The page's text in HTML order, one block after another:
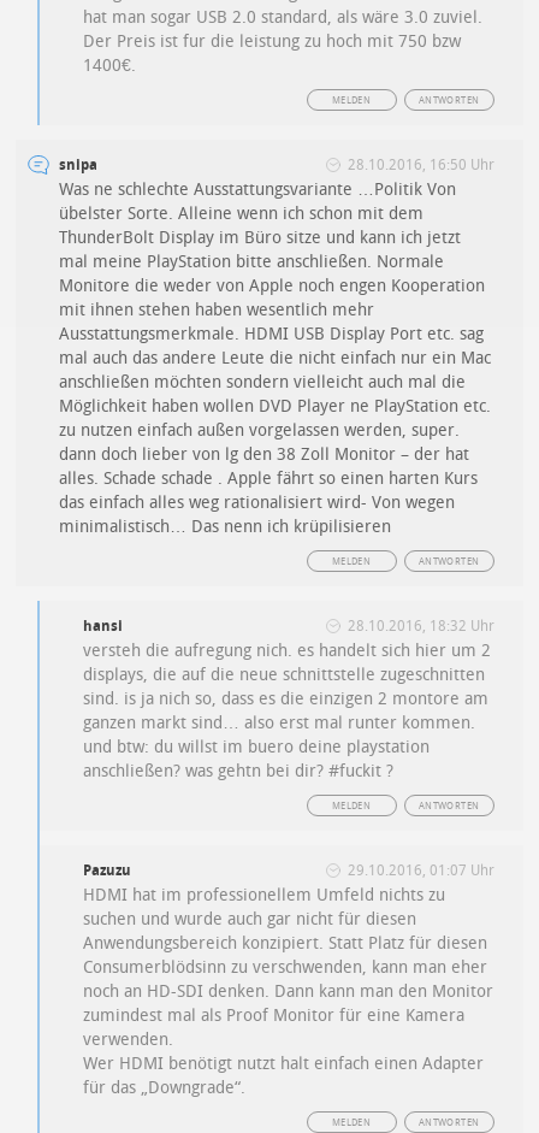
hat man sogar USB 2.0 standard, als wäre 3.0 zuviel.
Der Preis ist fur die leistung zu hoch mit 750 bzw
1400€.
ANTWORTEN
MELDEN
snipa 28.10.2016, 16:50 Uhr
Was ne schlechte Ausstattungsvariante …Politik Von
übelster Sorte. Alleine wenn ich schon mit dem
ThunderBolt Display im Büro sitze und kann ich jetzt
mal meine PlayStation bitte anschließen. Normale
Monitore die weder von Apple noch engen Kooperation
mit ihnen stehen haben wesentlich mehr
Ausstattungsmerkmale. HDMI USB Display Port etc. sag
mal auch das andere Leute die nicht einfach nur ein Mac
anschließen möchten sondern vielleicht auch mal die
Möglichkeit haben wollen DVD Player ne PlayStation etc.
zu nutzen einfach außen vorgelassen werden, super.
dann doch lieber von lg den 38 Zoll Monitor – der hat
alles. Schade schade . Apple fährt so einen harten Kurs
das einfach alles weg rationalisiert wird- Von wegen
minimalistisch… Das nenn ich krüpilisieren
ANTWORTEN
MELDEN
hansi 28.10.2016, 18:32 Uhr
versteh die aufregung nich. es handelt sich hier um 2
displays, die auf die neue schnittstelle zugeschnitten
sind. is ja nich so, dass es die einzigen 2 montore am
ganzen markt sind… also erst mal runter kommen.
und btw: du willst im buero deine playstation
anschließen? was gehtn bei dir? #fuckit ?
ANTWORTEN
MELDEN
Pazuzu 29.10.2016, 01:07 Uhr
HDMI hat im professionellem Umfeld nichts zu
suchen und wurde auch gar nicht für diesen
Anwendungsbereich konzipiert. Statt Platz für diesen
Consumerblödsinn zu verschwenden, kann man eher
noch an HD-SDI denken. Dann kann man den Monitor
zumindest mal als Proof Monitor für eine Kamera
verwenden.
Wer HDMI benötigt nutzt halt einfach einen Adapter
für das „Downgrade“.
ANTWORTEN
MELDEN